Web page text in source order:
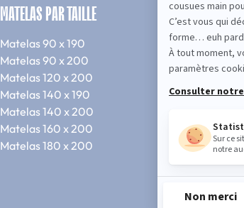
MATELAS PAR TAILLE
Matelas 90 x 190
Matelas 90 x 200
Matelas 120 x 200
Matelas 140 x 190
Matelas 140 x 200
Matelas 160 x 200
Matelas 180 x 200